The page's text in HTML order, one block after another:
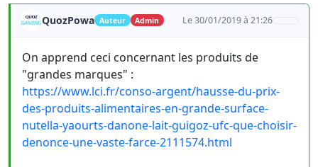
QuozPowa Auteur Admin Le 30/01/2019 à 21:26
On apprend ceci concernant les produits de
"grandes marques" :
https://www.lci.fr/conso-argent/hausse-du-prix-
des-produits-alimentaires-en-grande-surface-
nutella-yaourts-danone-lait-guigoz-ufc-que-choisir-
denonce-une-vaste-farce-2111574.html